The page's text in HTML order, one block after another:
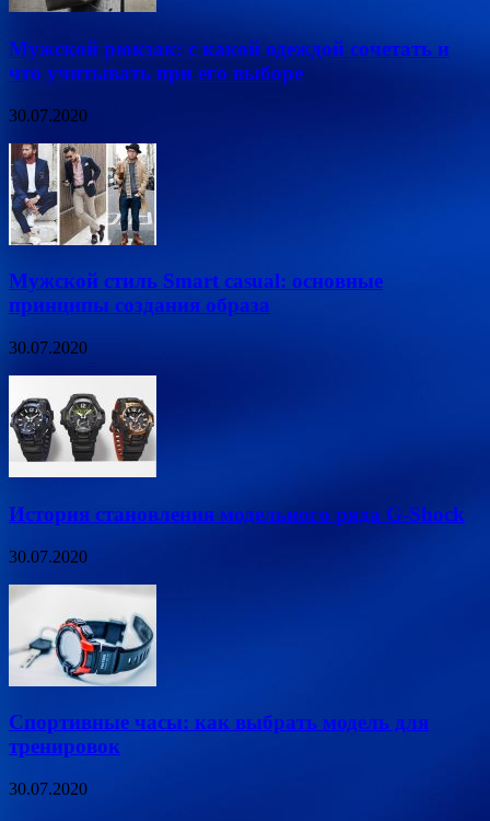
Мужской рюкзак: с какой одеждой сочетать и
что учитывать при его выборе
30.07.2020
Мужской стиль Smart casual: основные
принципы создания образа
30.07.2020
История становления модельного ряда G-Shock
30.07.2020
Спортивные часы: как выбрать модель для
тренировок
30.07.2020